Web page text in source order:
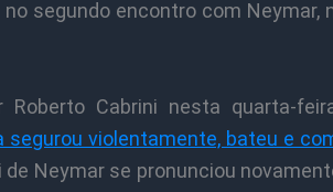
segundo encontro com Neymar,
Roberto Cabrini nesta quarta-
segurou violentamente, bateu e
de Neymar se pronunciou